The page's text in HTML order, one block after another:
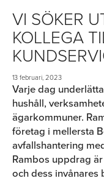
VI SÖKER
KOLLEGA
13 februari, 2023
Varje dag
hushåll,
ägarkommuner.
företag i mellersta
avfallshantering
Rambos uppdrag
och dess invånares